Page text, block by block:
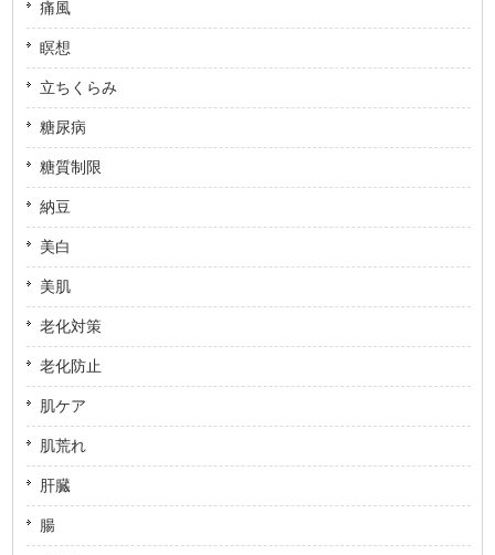
痛風
瞑想
立ちくらみ
糖尿病
糖質制限
納豆
美白
美肌
老化対策
老化防止
肌ケア
肌荒れ
肝臓
腸